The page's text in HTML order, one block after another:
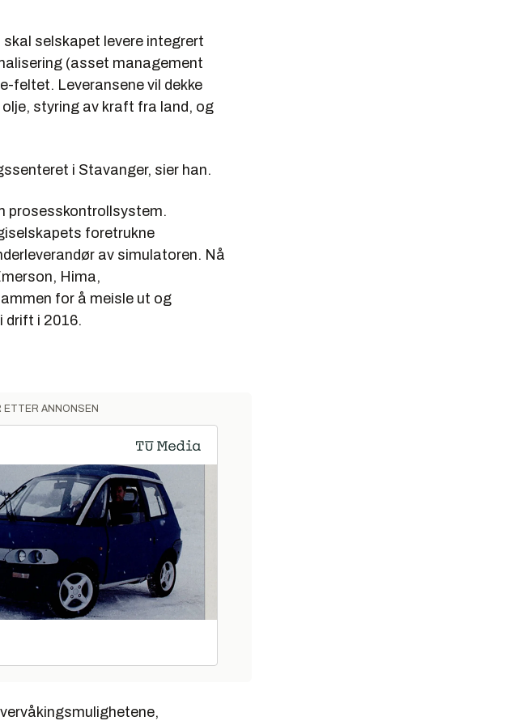
selskapet levere integrert
(asset management
feltet. Leveransene vil dekke
styring av kraft fra land, og
i Stavanger, sier han.
prosesskontrollsystem.
foretrukne
av simulatoren. Nå
Hima,
for å meisle ut og
drift i 2016.
ANNONSEN